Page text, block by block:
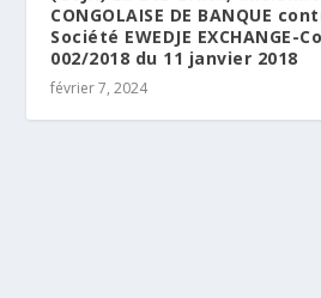
CONGOLAISE DE BANQUE
Société EWEDJE EXCHANGE-
002/2018 du 11 janvier 2018
février 7, 2024